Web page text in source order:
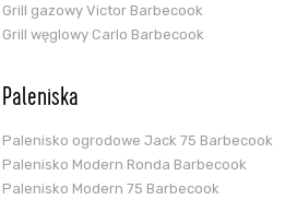
Grill gazowy Victor Barbecook
Grill węglowy Carlo Barbecook
Paleniska
Palenisko ogrodowe Jack 75 Barbecook
Palenisko Modern Ronda Barbecook
Palenisko Modern 75 Barbecook